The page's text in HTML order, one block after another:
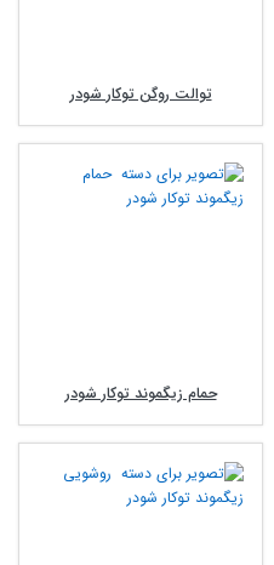
کرده اند و با کیفیت های متفاوت در
شودر نسبت به مشابه خارجی بسیار
توالت روگن توکار شودر
حمام زیگموند توکار شودر